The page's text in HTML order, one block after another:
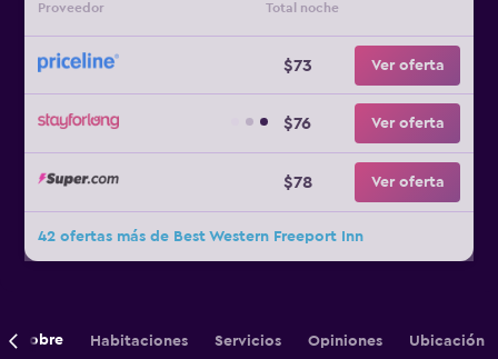
Proveedor Total noche
$73 Ver oferta
$76 Ver oferta
$78 Ver oferta
42 ofertas más de Best Western Freeport Inn
Sobre Habitaciones Servicios Opiniones Ubicación